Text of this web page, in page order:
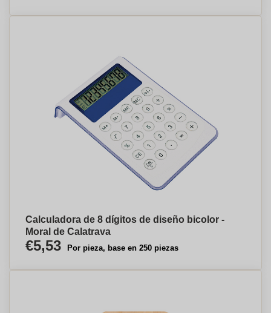
Calculadora de 8 dígitos de diseño bicolor -
Moral de Calatrava
€5,53 Por pieza, base en 250 piezas